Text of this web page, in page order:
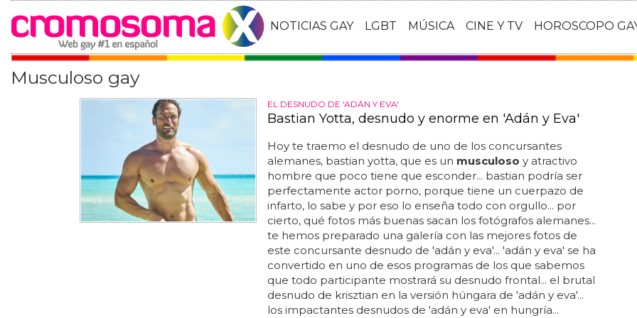
NOTICIAS GAY LGBT MÚSICA CINE Y TV HOROSCOPO
Musculoso gay
EL DESNUDO DE 'ADÁN Y EVA'
Bastian Yotta, desnudo y enorme en 'Adán y Eva'
Hoy te traemo el desnudo de uno de los concursantes
alemanes, bastian yotta, que es un musculoso y atractivo
hombre que poco tiene que esconder... bastian podría ser
perfectamente actor porno, porque tiene un cuerpazo de
infarto, lo sabe y por eso lo enseña todo con orgullo... por
cierto, qué fotos más buenas sacan los fotógrafos alemanes...
te hemos preparado una galería con las mejores fotos de
este concursante desnudo de 'adán y eva'... 'adán y eva' se ha
convertido en uno de esos programas de los que sabemos
que todo participante mostrará su desnudo frontal... el brutal
desnudo de krisztian en la versión húngara de 'adán y eva'...
los impactantes desnudos de 'adán y eva' en hungría...